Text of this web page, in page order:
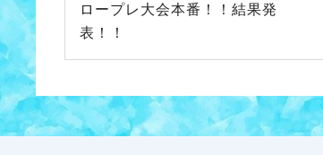
ロープレ大会本番！！結果発
表！！